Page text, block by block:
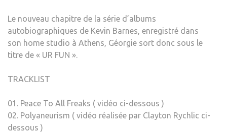
Le nouveau chapitre de la série d’albums
autobiographiques de Kevin Barnes, enregistré dans
son home studio à Athens, Géorgie sort donc sous le
titre de « UR FUN ».
TRACKLIST
01. Peace To All Freaks ( vidéo ci-dessous )
02. Polyaneurism ( vidéo réalisée par Clayton Rychlic ci-
dessous )